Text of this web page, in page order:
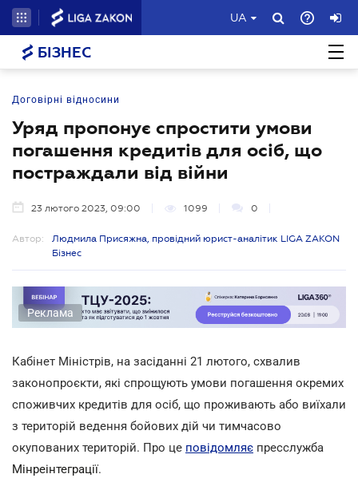
UA
БІЗНЕС
Договірні відносини
Уряд пропонує спростити умови
погашення кредитів для осіб, що
постраждали від війни
23 лютого 2023, 09:00 1099 0
Автор:
Людмила Присяжна, провідний юрист-аналітик LIGA ZAKON
Бізнес
Реклама
Кабінет Міністрів, на засіданні 21 лютого, схвалив
законопроєкти, які спрощують умови погашення окремих
споживчих кредитів для осіб, що проживають або виїхали
з територій ведення бойових дій чи тимчасово
окупованих територій. Про це повідомляє пресслужба
Мінреінтеграції.